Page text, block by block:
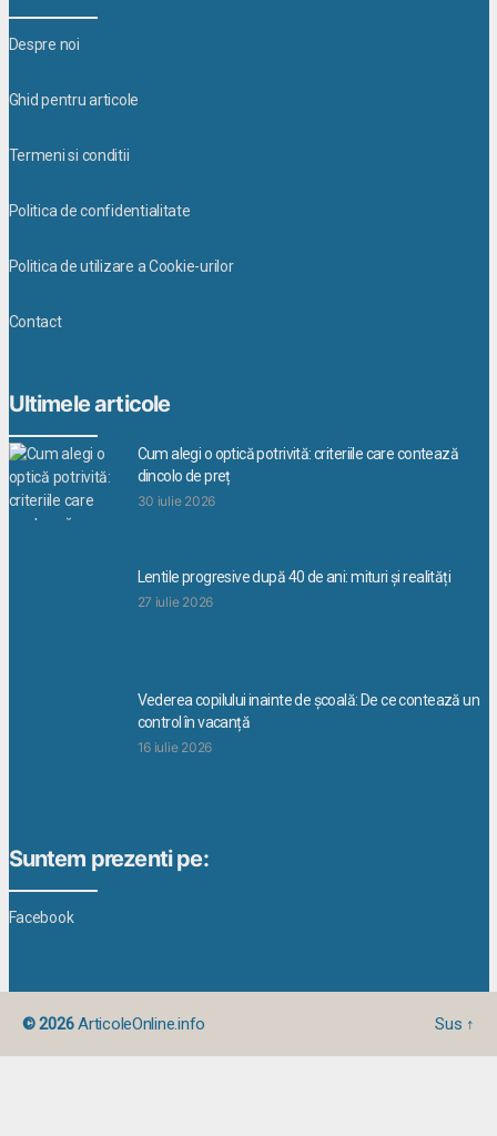
Despre noi
Ghid pentru articole
Termeni si conditii
Politica de confidentialitate
Politica de utilizare a Cookie-urilor
Contact
Ultimele articole
Cum alegi o optică potrivită: criteriile care contează
dincolo de preț
30 iulie 2026
Lentile progresive după 40 de ani: mituri și realități
27 iulie 2026
Vederea copilului inainte de școală: De ce contează un
control în vacanță
16 iulie 2026
Suntem prezenti pe:
Facebook
© 2026ArticoleOnline.info Sus ↑